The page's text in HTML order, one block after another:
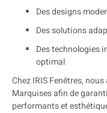
Des designs
Des solutions
Des technologies
optimal
Chez IRIS Fenêtres,
Marquises afin de
performants et